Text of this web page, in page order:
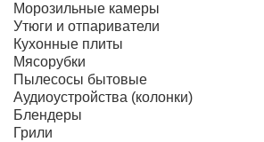
Морозильные камеры
Утюги и отпариватели
Кухонные плиты
Мясорубки
Пылесосы бытовые
Аудиоустройства (колонки)
Блендеры
Грили